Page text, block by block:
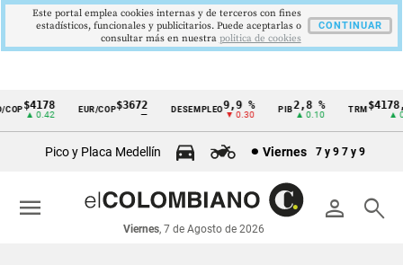
Cintillo
económicos
Colombia
$4178
▲ 0.42
EUR/COP$3672 DESEMPLEO 9,9 %
▼ 0.30
PIB2,8 %
▲ 0.10
TRM
▲
Pico y Placa Medellín Viernes 7 y 9 7 y 9
person search
Viernes, 7 de Agosto de 2026
menu
Este portal emplea cookies internas y de terceros con fines
estadísticos, funcionales y publicitarios. Puede aceptarlas o
consultar más en nuestra politica de cookies
CONTINUAR